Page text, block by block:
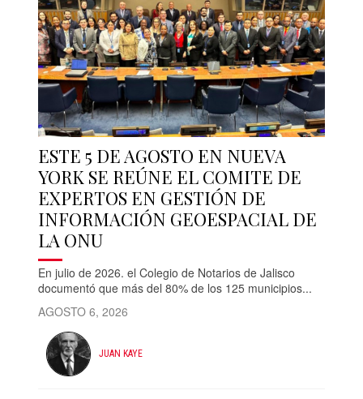
ESTE 5 DE AGOSTO EN NUEVA
YORK SE REÚNE EL COMITE DE
EXPERTOS EN GESTIÓN DE
INFORMACIÓN GEOESPACIAL DE
LA ONU
En julio de 2026. el Colegio de Notarios de Jalisco
documentó que más del 80% de los 125 municipios...
AGOSTO 6, 2026
JUAN KAYE